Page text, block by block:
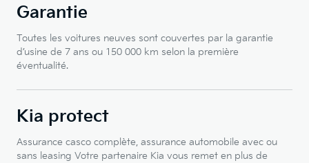
Garantie
Toutes les voitures neuves sont couvertes par la garantie
d’usine de 7 ans ou 150 000 km selon la première
éventualité.
Kia protect
Assurance casco complète, assurance automobile avec ou
sans leasing Votre partenaire Kia vous remet en plus de